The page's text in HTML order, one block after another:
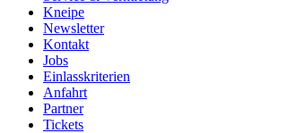
Kneipe
Newsletter
Kontakt
Jobs
Einlasskriterien
Anfahrt
Partner
Tickets